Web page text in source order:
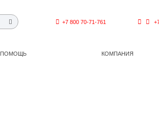
+7 800 70-71-761
ПОМОЩЬ КОМПАНИЯ